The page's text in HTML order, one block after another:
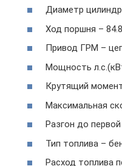
Диаметр
Ход поршня –
Привод ГРМ –
Мощность
Крутящий
Максимальная
Разгон до
Тип топлива –
Расход топлива